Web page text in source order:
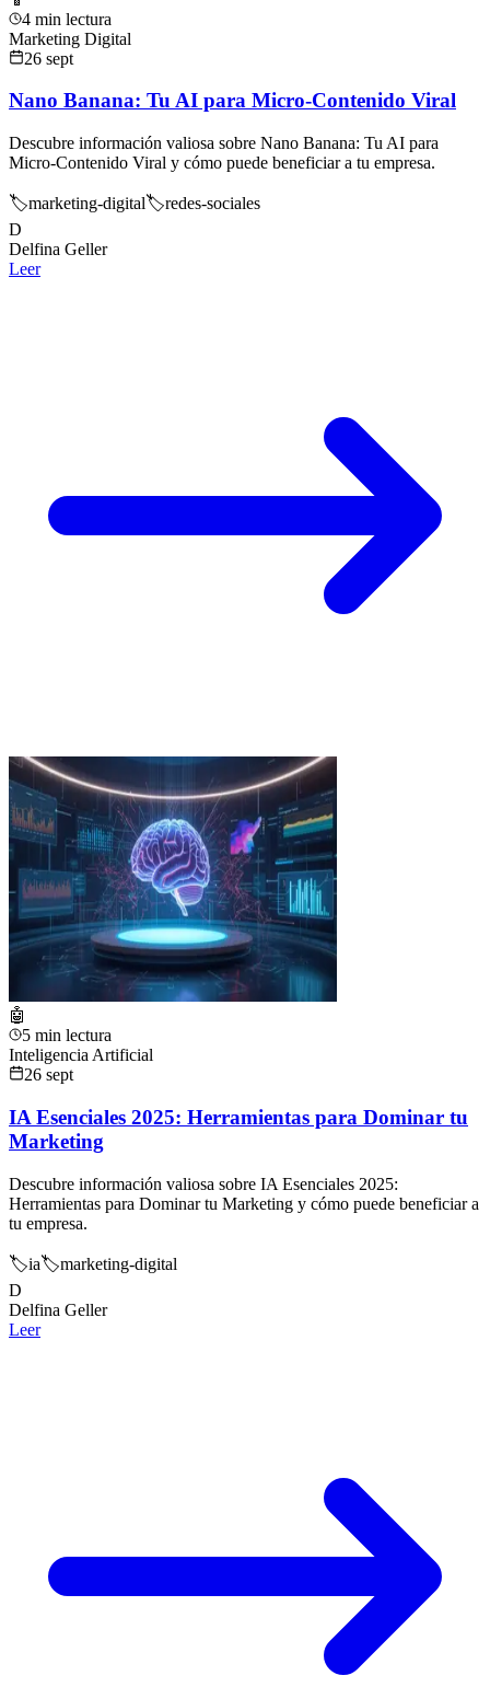
4 min lectura
Marketing Digital
26 sept
Nano Banana: Tu AI para Micro-Contenido Viral
Descubre información valiosa sobre Nano Banana: Tu AI para
Micro-Contenido Viral y cómo puede beneficiar a tu empresa.
🏷️marketing-digital🏷️redes-sociales
D
Delfina Geller
Leer
🤖
5 min lectura
Inteligencia Artificial
26 sept
IA Esenciales 2025: Herramientas para Dominar tu
Marketing
Descubre información valiosa sobre IA Esenciales 2025:
Herramientas para Dominar tu Marketing y cómo puede beneficiar a
tu empresa.
🏷️ia🏷️marketing-digital
D
Delfina Geller
Leer